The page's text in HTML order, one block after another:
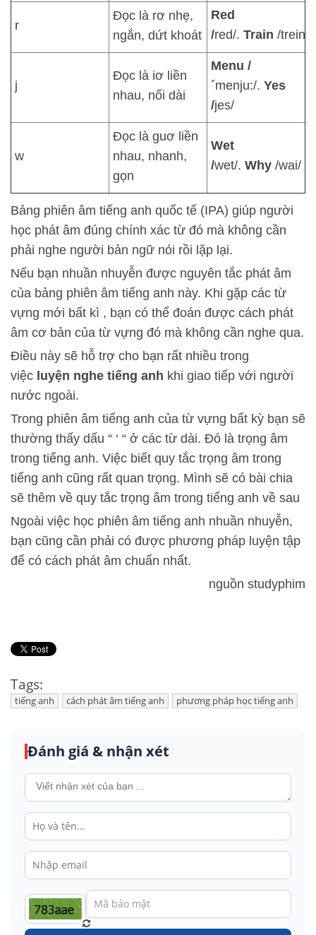
r
Đọc là rơ nhẹ,
ngắn, dứt khoát
Red
/red/. Train /trein/
j
Đọc là iơ liền
nhau, nối dài
Menu /
´menju:/. Yes
/jes/
w
Đọc là guơ liền
nhau, nhanh,
gọn
Wet
/wet/. Why /wai/
Bảng phiên âm tiếng anh quốc tế (IPA) giúp người
học phát âm đúng chính xác từ đó mà không cần
phải nghe người bản ngữ nói rồi lặp lại.
Nếu bạn nhuần nhuyễn được nguyên tắc phát âm
của bảng phiên âm tiếng anh này. Khi gặp các từ
vựng mới bất kì , bạn có thể đoán được cách phát
âm cơ bản của từ vựng đó mà không cần nghe qua.
Điều này sẽ hỗ trợ cho bạn rất nhiều trong
việc luyện nghe tiếng anh khi giao tiếp với người
nước ngoài.
Trong phiên âm tiếng anh của từ vựng bất kỳ bạn sẽ
thường thấy dấu “ ‘ “ ở các từ dài. Đó là trọng âm
trong tiếng anh. Việc biết quy tắc trọng âm trong
tiếng anh cũng rất quan trọng. Mình sẽ có bài chia
sẽ thêm về quy tắc trọng âm trong tiếng anh về sau
Ngoài việc học phiên âm tiếng anh nhuần nhuyễn,
bạn cũng cần phải có được phương pháp luyện tập
để có cách phát âm chuẩn nhất.
nguồn studyphim
Tags:
tiếng anh cách phát âm tiếng anh phương pháp học tiếng anh
Đánh giá & nhận xét